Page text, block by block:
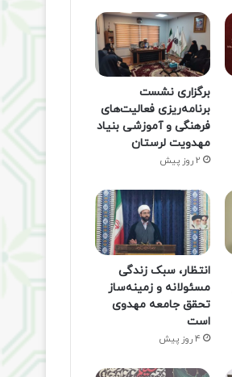
برگزاری نشست
برنامه‌ریزی فعالیت‌های
فرهنگی و آموزشی بنیاد
مهدویت لرستان
2 روز پیش
انتظار، سبک زندگی
مسئولانه و زمینه‌ساز
تحقق جامعه مهدوی
است
4 روز پیش